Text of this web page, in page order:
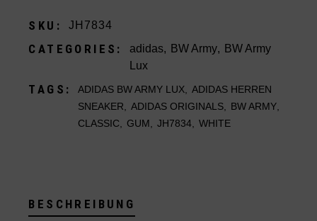
SKU: JH7834
CATEGORIES: adidas, BW Army, BW Army
Lux
TAGS: ADIDAS BW ARMY LUX ,ADIDAS HERREN
SNEAKER ,ADIDAS ORIGINALS BW ARMY
CLASSIC
GUM ,JH7834 ,WHITE
BESCHREIBUNG